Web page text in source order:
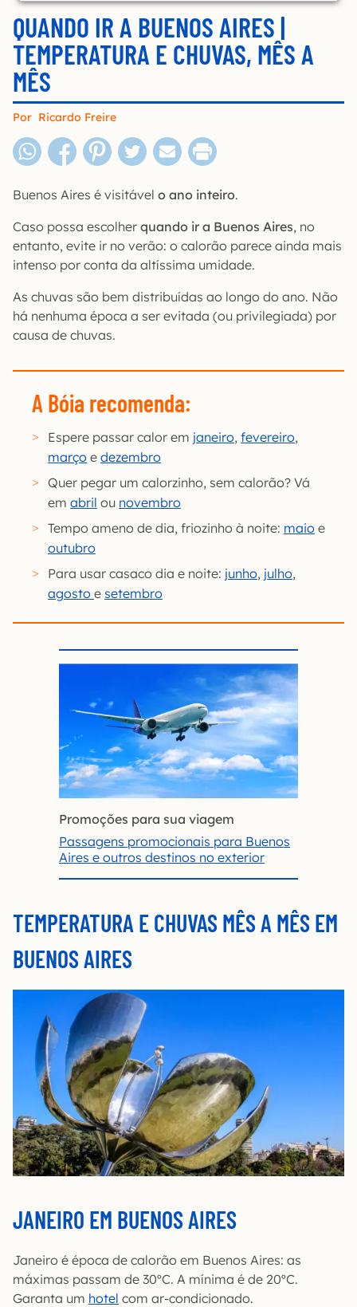
QUANDO IR A BUENOS AIRES |
TEMPERATURA E CHUVAS, MÊS A
MÊS
Por Ricardo Freire
Buenos Aires é visitável o ano inteiro.
Caso possa escolher quando ir a Buenos Aires, no
entanto, evite ir no verão: o calorão parece ainda mais
intenso por conta da altíssima umidade.
As chuvas são bem distribuídas ao longo do ano. Não
há nenhuma época a ser evitada (ou privilegiada) por
causa de chuvas.
A Bóia recomenda:
Espere passar calor em janeiro, fevereiro,
março e dezembro
Quer pegar um calorzinho, sem calorão? Vá
em abril ou novembro
Tempo ameno de dia, friozinho à noite: maio e
outubro
Para usar casaco dia e noite: junho, julho,
agosto e setembro
Promoções para sua viagem
Passagens promocionais para Buenos
Aires e outros destinos no exterior
TEMPERATURA E CHUVAS MÊS A MÊS EM
BUENOS AIRES
JANEIRO EM BUENOS AIRES
Janeiro é época de calorão em Buenos Aires: as
máximas passam de 30ºC. A mínima é de 20ºC.
Garanta um hotel com ar-condicionado.